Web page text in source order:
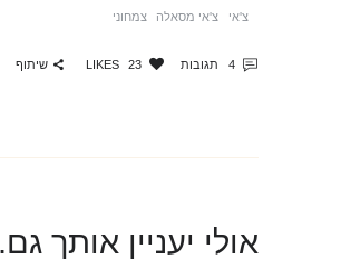
צ'אי צ'אי מסאלה צמחוני
4 תגובות 23
LIKES שיתוף
אולי יעניין אותך